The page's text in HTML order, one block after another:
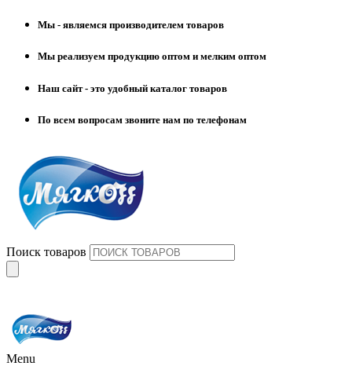
Мы - являемся производителем товаров
Мы реализуем продукцию оптом и мелким оптом
Наш сайт - это удобный каталог товаров
По всем вопросам звоните нам по телефонам
Поиск товаров
Menu